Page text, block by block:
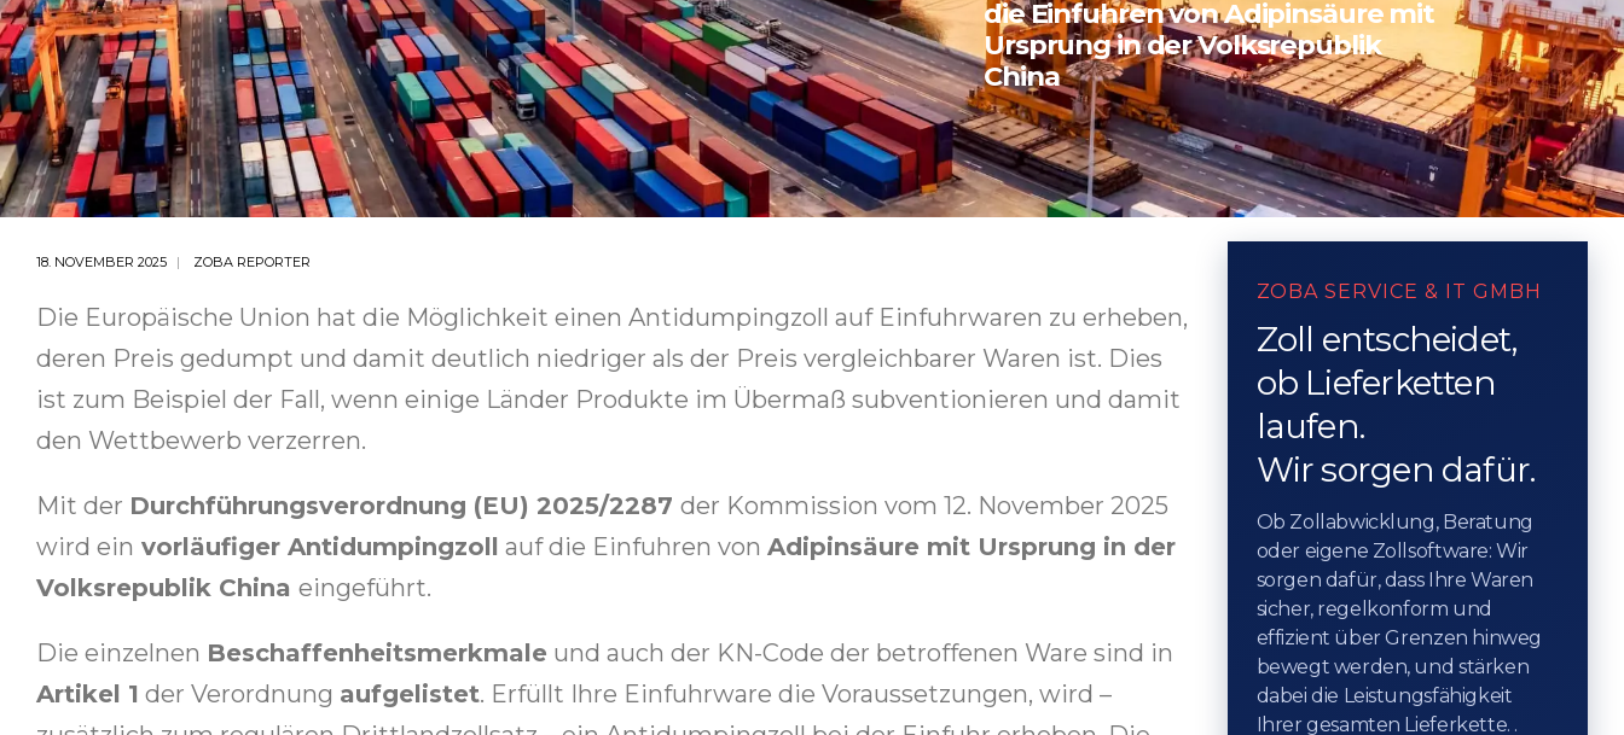
die Einfuhren von Adipinsäure mit
Ursprung in der Volksrepublik
China
18. NOVEMBER 2025 ZOBA REPORTER
Die Europäische Union hat die Möglichkeit einen Antidumpingzoll auf Einfuhrwaren zu erheben,
deren Preis gedumpt und damit deutlich niedriger als der Preis vergleichbarer Waren ist. Dies
ist zum Beispiel der Fall, wenn einige Länder Produkte im Übermaß subventionieren und damit
den Wettbewerb verzerren.
Mit der Durchführungsverordnung (EU) 2025/2287 der Kommission vom 12. November 2025
wird ein vorläufiger Antidumpingzoll auf die Einfuhren von Adipinsäure mit Ursprung in der
Volksrepublik China eingeführt.
Die einzelnen Beschaffenheitsmerkmale und auch der KN-Code der betroffenen Ware sind in
Artikel 1 der Verordnung aufgelistet. Erfüllt Ihre Einfuhrware die Voraussetzungen, wird –
ZOBA SERVICE & IT GMBH
Zoll entscheidet,
ob Lieferketten
laufen.
Wir sorgen dafür.
Ob Zollabwicklung, Beratung
oder eigene Zollsoftware: Wir
sorgen dafür, dass Ihre Waren
sicher, regelkonform und
effizient über Grenzen hinweg
bewegt werden, und stärken
dabei die Leistungsfähigkeit
Ihrer gesamten Lieferkette. .